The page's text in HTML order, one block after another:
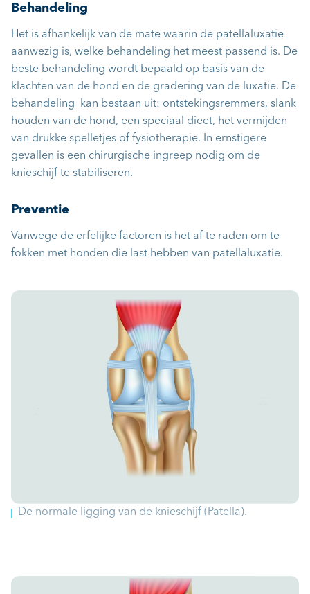
Behandeling
Het is afhankelijk van de mate waarin de patellaluxatie
aanwezig is, welke behandeling het meest passend is. De
beste behandeling wordt bepaald op basis van de
klachten van de hond en de gradering van de luxatie. De
behandeling kan bestaan uit: ontstekingsremmers, slank
houden van de hond, een speciaal dieet, het vermijden
van drukke spelletjes of fysiotherapie. In ernstigere
gevallen is een chirurgische ingreep nodig om de
knieschijf te stabiliseren.
Preventie
Vanwege de erfelijke factoren is het af te raden om te
fokken met honden die last hebben van patellaluxatie.
De normale ligging van de knieschijf (Patella).